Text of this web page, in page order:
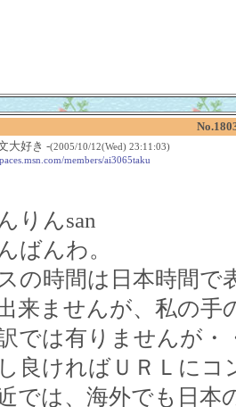
大好き -(2005/10/12(Wed) 23:11:03)
members/ai3065taku
りんsan
ばんわ。
の時間は日本時間で
来ませんが、私の手
では有りませんが
良ければＵＲＬにコ
では、海外でも日本